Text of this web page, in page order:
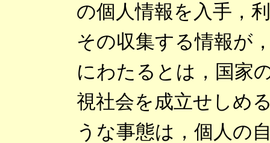
の個人情報を入手，
その収集する情報が
にわたるとは，国家
視社会を成立せしめ
うな事態は，個人の